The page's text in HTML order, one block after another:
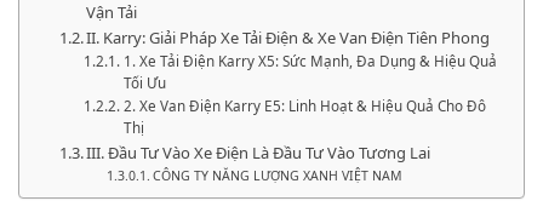
Vận Tải
II. Karry: Giải Pháp Xe Tải Điện & Xe Van Điện Tiên Phong
1. Xe Tải Điện Karry X5: Sức Mạnh, Đa Dụng & Hiệu Quả
Tối Ưu
2. Xe Van Điện Karry E5: Linh Hoạt & Hiệu Quả Cho Đô
Thị
III. Đầu Tư Vào Xe Điện Là Đầu Tư Vào Tương Lai
CÔNG TY NĂNG LƯỢNG XANH VIỆT NAM